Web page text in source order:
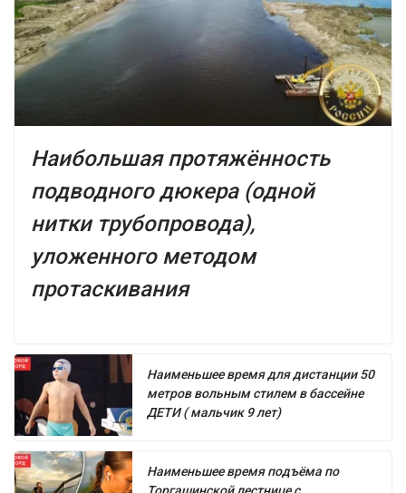
Наибольшая протяжённость
подводного дюкера (одной
нитки трубопровода),
уложенного методом
протаскивания
Наименьшее время для дистанции 50
метров вольным стилем в бассейне
ДЕТИ ( мальчик 9 лет)
Наименьшее время подъёма по